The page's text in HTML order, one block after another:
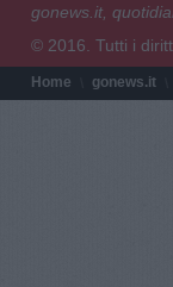
gonews.it,
© 2016. Tutti i
Home gonews.it